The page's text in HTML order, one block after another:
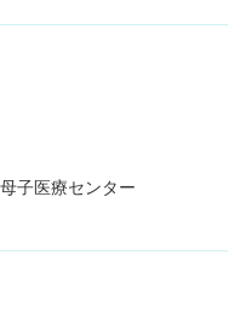
子医療センター